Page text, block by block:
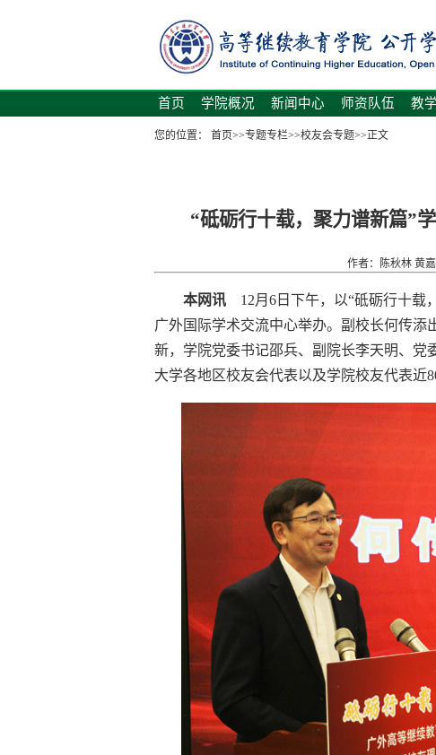
首页 学院概况 新闻中心 师资队伍 教
您的位置： 首页>>专题专栏>>校友会专题>>正文
“砥砺行十载，聚力谱新篇”
作者：陈秋林 黄
本网讯 12月6日下午，以“砥砺行十载
广外国际学术交流中心举办。副校长何传
新，学院党委书记邵兵、副院长李天明、党
大学各地区校友会代表以及学院校友代表近